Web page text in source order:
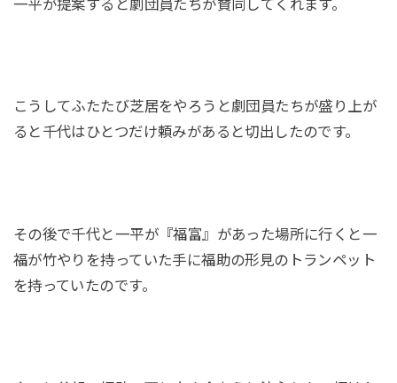
一平が提案すると劇団員たちが賛同してくれます。
こうしてふたたび芝居をやろうと劇団員たちが盛り上が
ると千代はひとつだけ頼みがあると切出したのです。
その後で千代と一平が『福富』があった場所に行くと一
福が竹やりを持っていた手に福助の形見のトランペット
を持っていたのです。